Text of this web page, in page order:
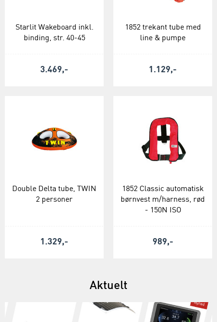
Starlit Wakeboard inkl.
binding, str. 40-45
3.469,-
1852 trekant tube med
line & pumpe
1.129,-
Double Delta tube, TWIN
2 personer
1.329,-
1852 Classic automatisk
børnvest m/harness, rød
- 150N ISO
989,-
Aktuelt